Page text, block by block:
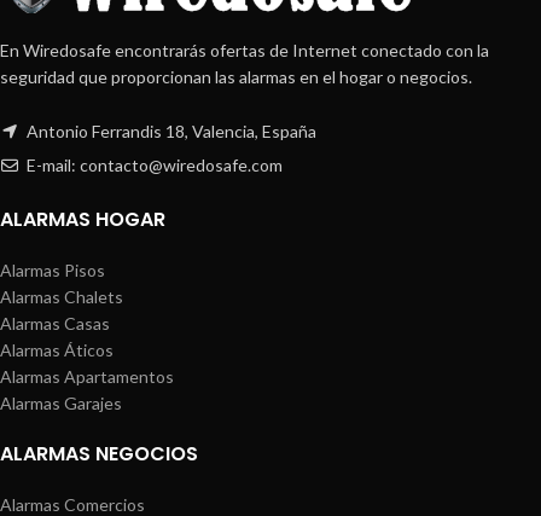
En Wiredosafe encontrarás ofertas de Internet conectado con la
seguridad que proporcionan las alarmas en el hogar o negocios.
Antonio Ferrandis 18, Valencia, España
E-mail: contacto@wiredosafe.com
ALARMAS HOGAR
Alarmas Pisos
Alarmas Chalets
Alarmas Casas
Alarmas Áticos
Alarmas Apartamentos
Alarmas Garajes
ALARMAS NEGOCIOS
Alarmas Comercios